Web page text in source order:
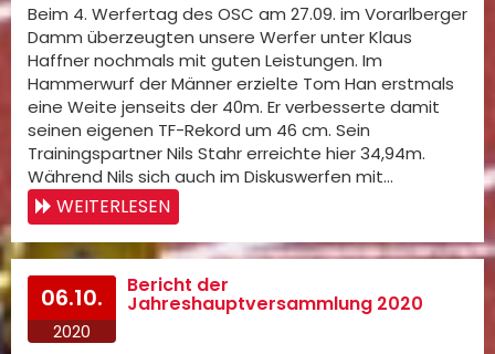
Beim 4. Werfertag des OSC am 27.09. im Vorarlberger
Damm überzeugten unsere Werfer unter Klaus
Haffner nochmals mit guten Leistungen. Im
Hammerwurf der Männer erzielte Tom Han erstmals
eine Weite jenseits der 40m. Er verbesserte damit
seinen eigenen TF-Rekord um 46 cm. Sein
Trainingspartner Nils Stahr erreichte hier 34,94m.
Während Nils sich auch im Diskuswerfen mit…
WEITERLESEN
06.10.
2020
Bericht der
Jahreshauptversammlung 2020